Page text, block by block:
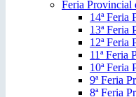
Feria Provincial
14ª Feria
13ª Feria
12ª Feria
11ª Feria
10ª Feria
9ª Feria
8ª Feria